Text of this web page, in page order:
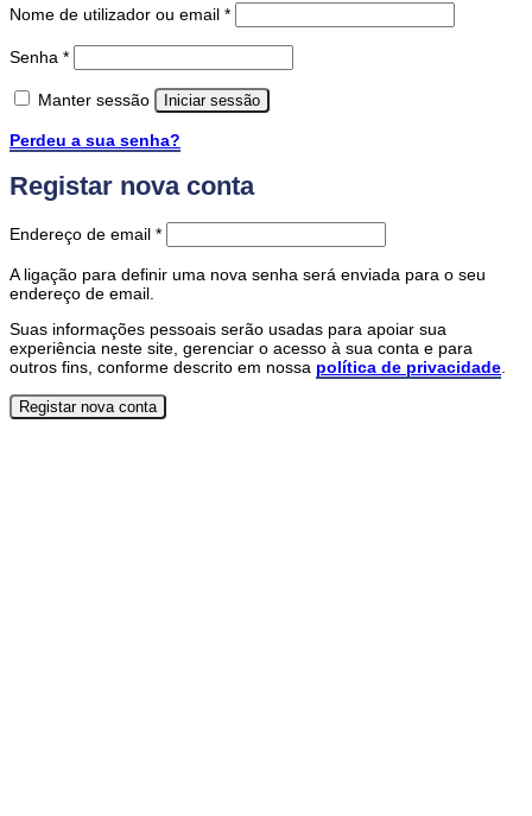
Nome de utilizador ou email *Obrigatório
Senha *Obrigatório
Manter sessão Iniciar sessão
Perdeu a sua senha?
Registar nova conta
Endereço de email *Obrigatório
A ligação para definir uma nova senha será enviada para o seu
endereço de email.
Suas informações pessoais serão usadas para apoiar sua
experiência neste site, gerenciar o acesso à sua conta e para
outros fins, conforme descrito em nossa política de privacidade.
Registar nova conta